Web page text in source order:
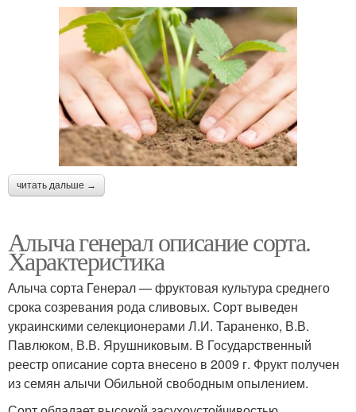
читать дальше →
Алыча генерал описание сорта.
Характеристика
Алыча сорта Генерал — фруктовая культура среднего
срока созревания рода сливовых. Сорт выведен
украинскими селекционерами Л.И. Тараненко, В.В.
Павлюком, В.В. Ярушниковым. В Государственный
реестр описание сорта внесено в 2009 г. Фрукт получен
из семян алычи Обильной свободным опылением.